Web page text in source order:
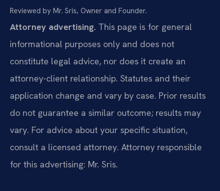
Reviewed by Mr. Sris, Owner and Founder.
Attorney advertising. This page is for general
informational purposes only and does not
constitute legal advice, nor does it create an
attorney-client relationship. Statutes and their
application change and vary by case. Prior results
do not guarantee a similar outcome; results may
vary. For advice about your specific situation,
consult a licensed attorney. Attorney responsible
for this advertising: Mr. Sris.